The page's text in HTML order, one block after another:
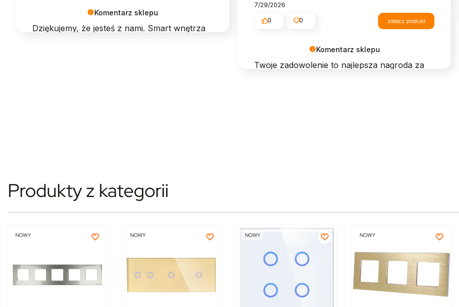
Komentarz sklepu
Dziękujemy, że jesteś z nami. Smart wnętrza
Komentarz sklepu
Twoje zadowolenie to najlepsza nagroda za
7/29/2026
0 0 zobacz produkt
Produkty z kategorii
NOWY NOWY NOWY NOWY